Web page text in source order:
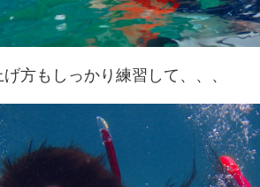
方もしっかり練習して、、、